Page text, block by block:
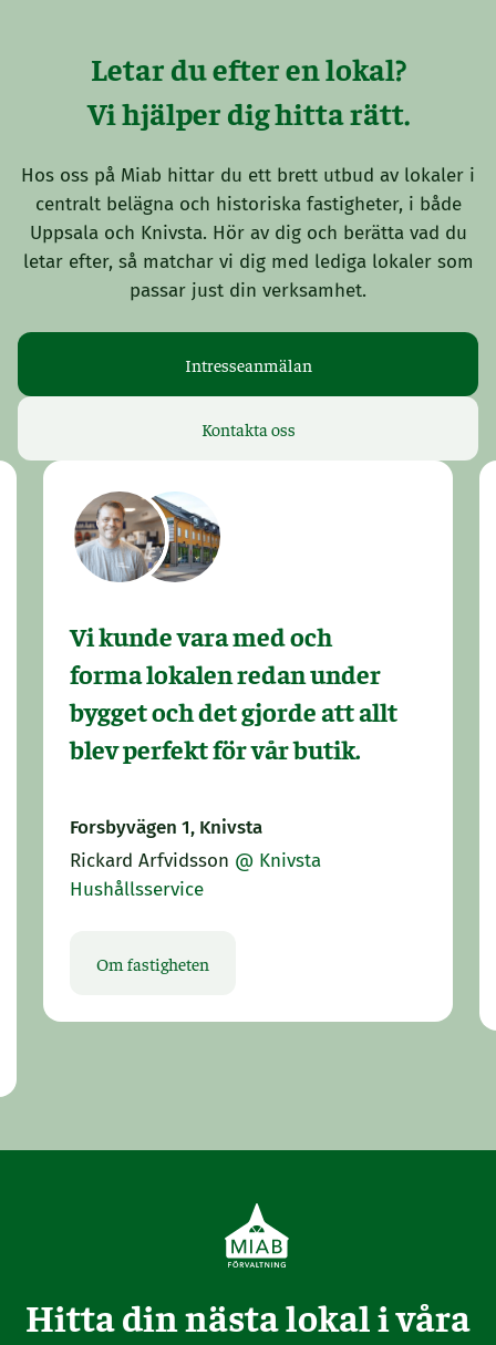
Letar du efter en lokal?
Vi hjälper dig hitta rätt.
Hos oss på Miab hittar du ett brett utbud av lokaler i
centralt belägna och historiska fastigheter, i både
Uppsala och Knivsta. Hör av dig och berätta vad du
letar efter, så matchar vi dig med lediga lokaler som
passar just din verksamhet.
Intresseanmälan
Kontakta oss
Vi kunde vara med och
forma lokalen redan under
bygget och det gjorde att allt
blev perfekt för vår butik.
Forsbyvägen 1, Knivsta
Rickard Arfvidsson @ Knivsta
Hushållsservice
Om fastigheten
Hitta din nästa lokal i våra